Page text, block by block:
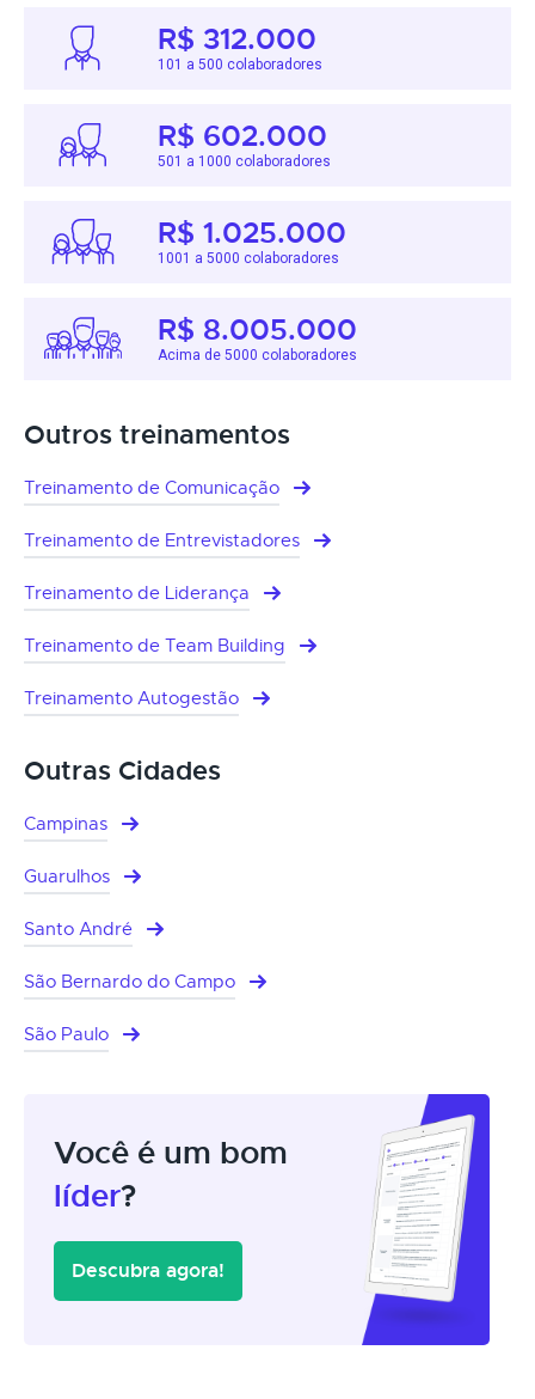
R$ 312.000
101 a 500 colaboradores
R$ 602.000
501 a 1000 colaboradores
R$ 1.025.000
1001 a 5000 colaboradores
R$ 8.005.000
Acima de 5000 colaboradores
Outros treinamentos
Treinamento de Comunicação
Treinamento de Entrevistadores
Treinamento de Liderança
Treinamento de Team Building
Treinamento Autogestão
Outras Cidades
Campinas
Guarulhos
Santo André
São Bernardo do Campo
São Paulo
Você é um bom
líder?
Descubra agora!